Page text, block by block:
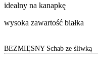
idealny na kanapkę
wysoka zawartość białka
BEZMIĘSNY Schab ze śliwką